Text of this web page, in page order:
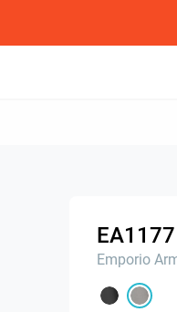
EA1177
Emporio